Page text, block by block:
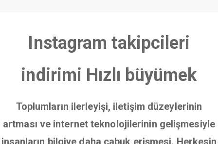
Instagram takipcileri
indirimi Hızlı büyümek
Toplumların ilerleyişi, iletişim düzeylerinin
artması ve internet teknolojilerinin gelişmesiyle
insanların bilgiye daha çabuk erişmesi. Herkesin